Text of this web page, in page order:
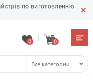
по виготовленню
0 0
Все категории